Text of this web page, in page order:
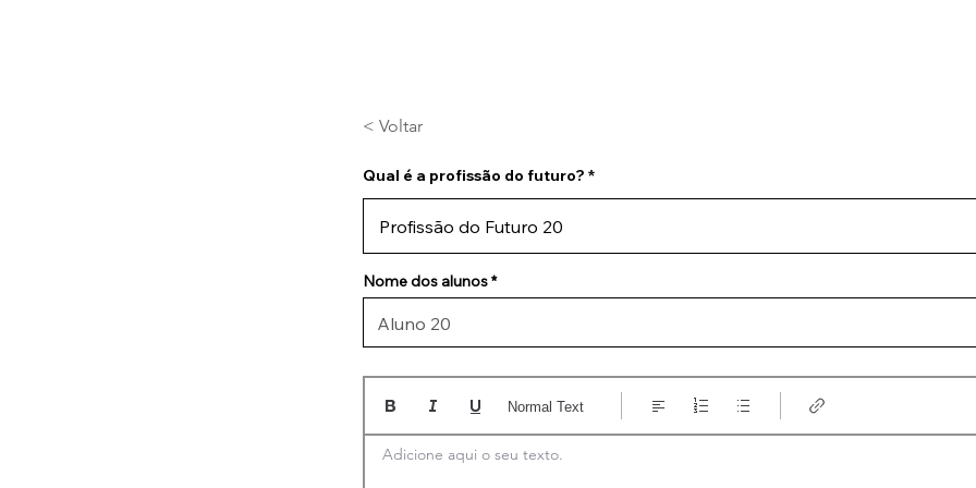
< Voltar
Qual é a profissão do futuro?
Nome dos alunos
Adicione aqui o seu texto.
Normal Text